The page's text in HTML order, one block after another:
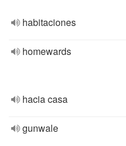
habitaciones
homewards
hacia casa
gunwale